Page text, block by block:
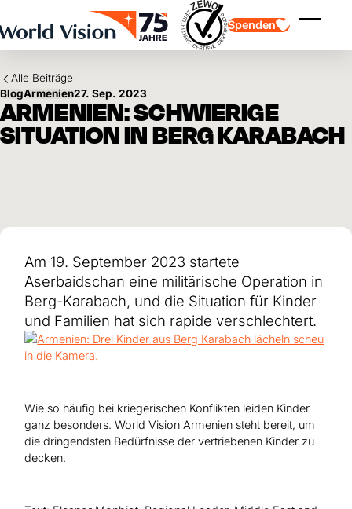
Spenden
Patenschaft für Kinder in Not
Testament und Legat
Philanthropie
Unternehmenskooperationen
Erdbeben Venezuela
Hilfe für Ukraine
Hilfe für Sudan
Hilfe für Afghanistan
Einsatzgebiete
Wirkung und Erfolge
Mittelverwendung
Jahresbericht und Finanzen
Afrika
Asien
Lateinamerika
Naher Osten und Europa
Alle Beiträge
BlogArmenien27. Sep. 2023
ARMENIEN: SCHWIERIGE
SITUATION IN BERG KARABACH
Am 19. September 2023 startete
Aserbaidschan eine militärische Operation in
Berg-Karabach, und die Situation für Kinder
und Familien hat sich rapide verschlechtert.
Wie so häufig bei kriegerischen Konflikten leiden Kinder
ganz besonders. World Vision Armenien steht bereit, um
die dringendsten Bedürfnisse der vertriebenen Kinder zu
decken.